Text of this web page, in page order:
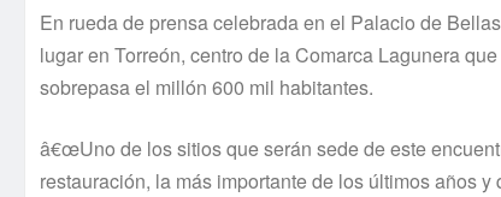
En rueda de prensa celebrada en el Palacio de
lugar en Torreón, centro de la Comarca Lagunera
sobrepasa el millón 600 mil habitantes.
â€œUno de los sitios que serán sede de este
restauración, la más importante de los últimos años